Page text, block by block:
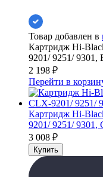
Товар добавлен в
Картридж Hi-
9201/ 9251/ 9301,
2 198 ₽
Перейти в
Картридж Hi-
9201/ 9251/ 9301,
3 008 ₽